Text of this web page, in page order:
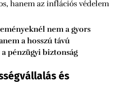
hanem az inflációs védelem
nem a gyors
a hosszú távú
a pénzügyi biztonság
és